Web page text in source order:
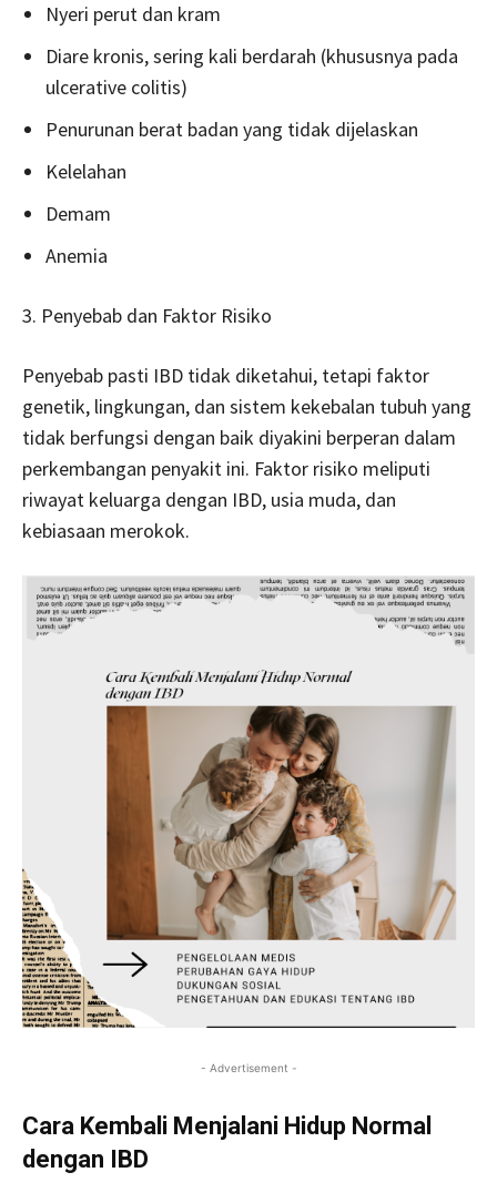
Nyeri perut dan kram
Diare kronis, sering kali berdarah (khususnya pada
ulcerative colitis)
Penurunan berat badan yang tidak dijelaskan
Kelelahan
Demam
Anemia
3. Penyebab dan Faktor Risiko
Penyebab pasti IBD tidak diketahui, tetapi faktor
genetik, lingkungan, dan sistem kekebalan tubuh yang
tidak berfungsi dengan baik diyakini berperan dalam
perkembangan penyakit ini. Faktor risiko meliputi
riwayat keluarga dengan IBD, usia muda, dan
kebiasaan merokok.
- Advertisement -
Cara Kembali Menjalani Hidup Normal
dengan IBD